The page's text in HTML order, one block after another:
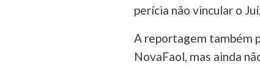
perícia não vincular o
A reportagem também
NovaFaol, mas ainda